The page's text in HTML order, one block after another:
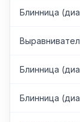
Блинница
Блинница
Блинница